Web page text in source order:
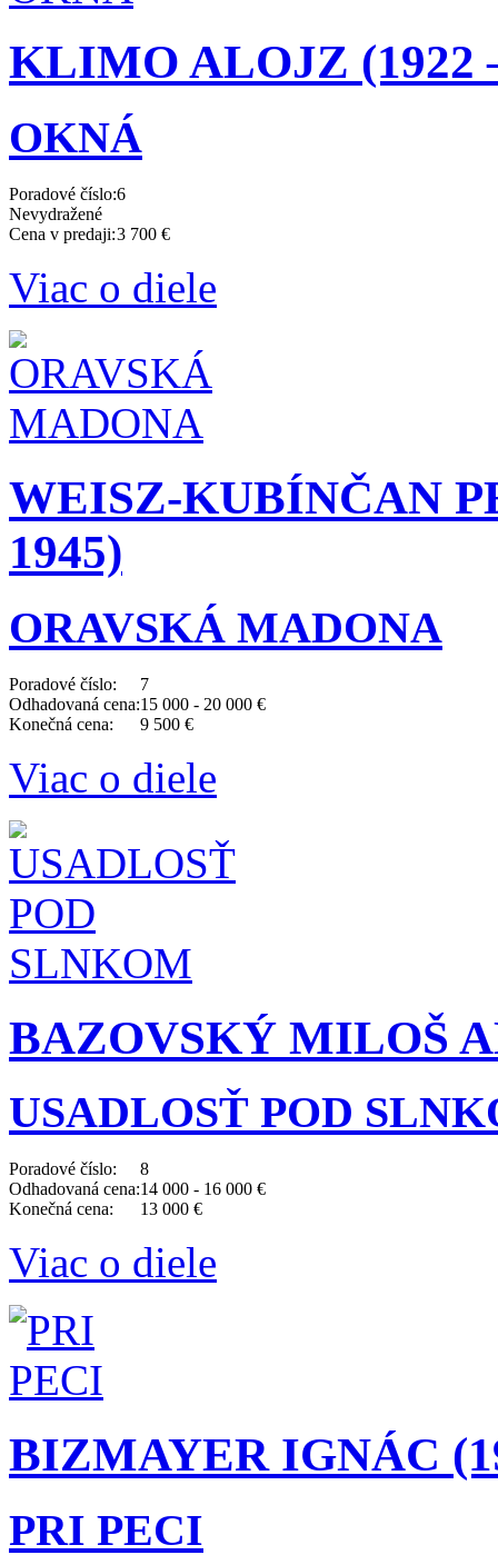
KLIMO ALOJZ (1922
OKNÁ
Poradové číslo:6
Nevydražené
Cena v predaji:3 700 €
Viac o diele
WEISZ-KUBÍNČAN
1945)
ORAVSKÁ MADONA
Poradové číslo:
7
Odhadovaná cena:15 000 - 20 000 €
Konečná cena:
9 500 €
Viac o diele
BAZOVSKÝ MILOŠ
USADLOSŤ POD
Poradové číslo:
8
Odhadovaná cena:14 000 - 16 000 €
Konečná cena:
13 000 €
Viac o diele
BIZMAYER IGNÁC
PRI PECI